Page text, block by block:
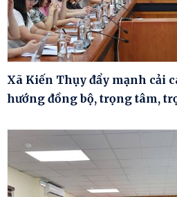
Xã Kiến Thụy đẩy mạnh cải
hướng đồng bộ, trọng tâm,